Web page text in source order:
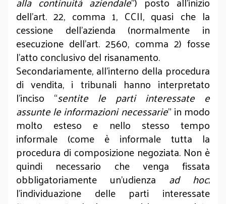
dell’art. 22, comma 1, CCII, quasi che la
cessione dell’azienda (normalmente in
esecuzione dell’art. 2560, comma 2) fosse
l’atto conclusivo del risanamento.
Secondariamente, all’interno della procedura
di vendita, i tribunali hanno interpretato
l’inciso “sentite le parti interessate e
assunte le informazioni necessarie” in modo
molto esteso e nello stesso tempo
informale (come è informale tutta la
procedura di composizione negoziata. Non è
quindi necessario che venga fissata
obbligatoriamente un’udienza ad hoc;
l’individuazione delle parti interessate